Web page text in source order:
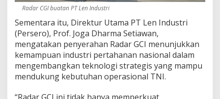
Radar CGI buatan PT Len Industri
Sementara itu, Direktur Utama PT Len Industri
(Persero), Prof. Joga Dharma Setiawan,
mengatakan penyerahan Radar GCI menunjukkan
kemampuan industri pertahanan nasional dalam
mengembangkan teknologi strategis yang mampu
mendukung kebutuhan operasional TNI.